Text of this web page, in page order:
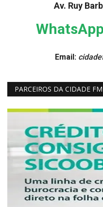
Av. Ruy
Email:
PARCEIROS DA CIDADE FM